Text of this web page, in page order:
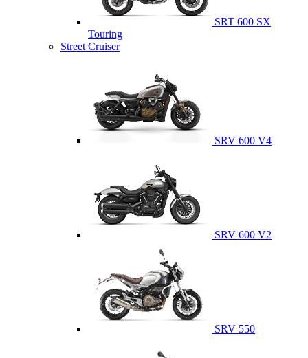
SRT 600 SX
Touring
Street Cruiser
SRV 600 V4
SRV 600 V2
SRV 550